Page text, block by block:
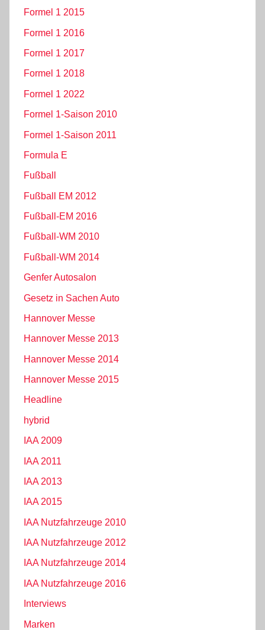
Formel 1 2015
Formel 1 2016
Formel 1 2017
Formel 1 2018
Formel 1 2022
Formel 1-Saison 2010
Formel 1-Saison 2011
Formula E
Fußball
Fußball EM 2012
Fußball-EM 2016
Fußball-WM 2010
Fußball-WM 2014
Genfer Autosalon
Gesetz in Sachen Auto
Hannover Messe
Hannover Messe 2013
Hannover Messe 2014
Hannover Messe 2015
Headline
hybrid
IAA 2009
IAA 2011
IAA 2013
IAA 2015
IAA Nutzfahrzeuge 2010
IAA Nutzfahrzeuge 2012
IAA Nutzfahrzeuge 2014
IAA Nutzfahrzeuge 2016
Interviews
Marken